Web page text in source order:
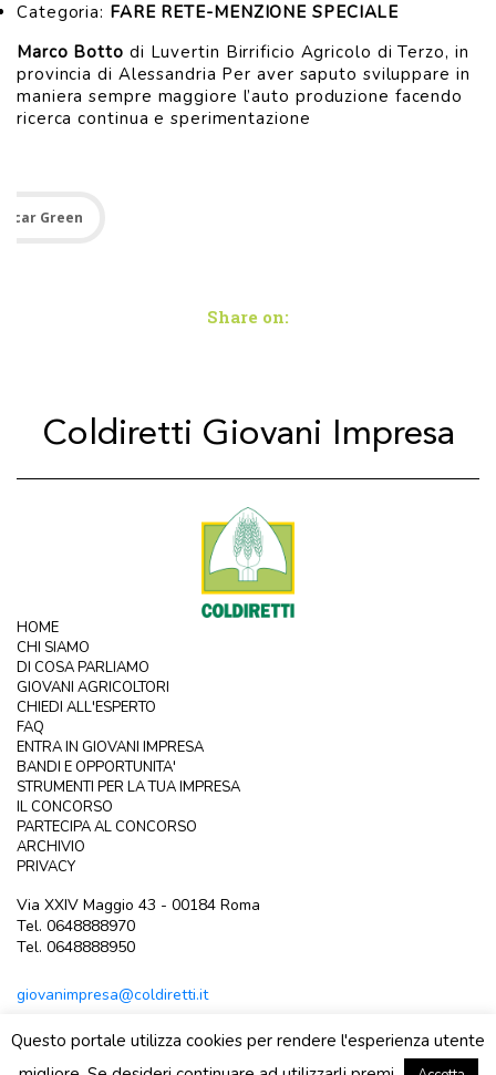
Categoria: FARE RETE-MENZIONE SPECIALE
Marco Botto di Luvertin Birrificio Agricolo di Terzo, in
provincia di Alessandria Per aver saputo sviluppare in
maniera sempre maggiore l’auto produzione facendo
ricerca continua e sperimentazione
Green
Share on:
Coldiretti Giovani Impresa
HOME
CHI SIAMO
DI COSA PARLIAMO
GIOVANI AGRICOLTORI
CHIEDI ALL'ESPERTO
FAQ
ENTRA IN GIOVANI IMPRESA
BANDI E OPPORTUNITA'
STRUMENTI PER LA TUA IMPRESA
IL CONCORSO
PARTECIPA AL CONCORSO
ARCHIVIO
PRIVACY
Via XXIV Maggio 43 - 00184 Roma
Tel. 0648888970
Tel. 0648888950
giovanimpresa@coldiretti.it
Questo portale utilizza cookies per rendere l'esperienza utente